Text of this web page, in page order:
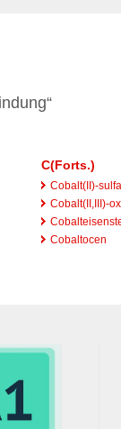
C(Forts.)
Cobalt(II)-
Cobalt(II,III)-
Cobaltocen